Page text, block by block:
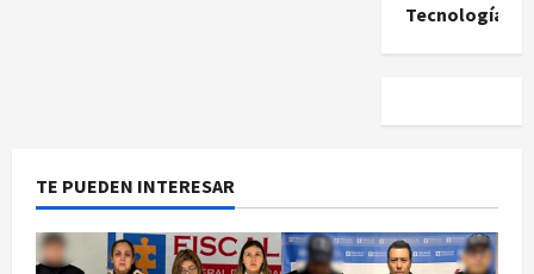
Tecnología
TE PUEDEN INTERESAR